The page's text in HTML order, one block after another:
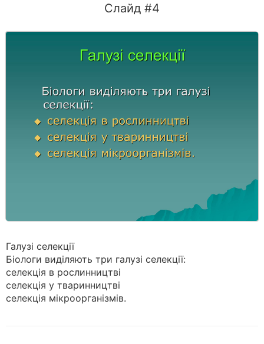
Слайд #4
Галузі селекції
Біологи виділяють три галузі селекції:
селекція в рослинництві
селекція у тваринництві
селекція мікроорганізмів.